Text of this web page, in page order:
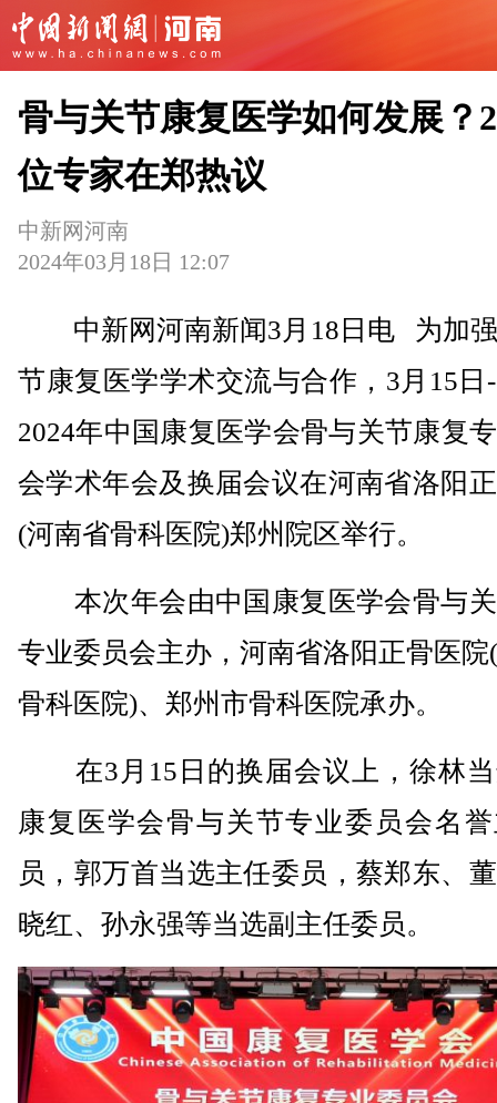
骨与关节康复医学如何发展？
位专家在郑热议
中新网河南
2024年03月18日 12:07
中新网河南新闻3月18日电 为加强
节康复医学学术交流与合作，3月15日
2024年中国康复医学会骨与关节康复
会学术年会及换届会议在河南省洛阳
(河南省骨科医院)郑州院区举行。
本次年会由中国康复医学会骨与
专业委员会主办，河南省洛阳正骨医院
骨科医院)、郑州市骨科医院承办。
在3月15日的换届会议上，徐林当
康复医学会骨与关节专业委员会名
员，郭万首当选主任委员，蔡郑东、
晓红、孙永强等当选副主任委员。